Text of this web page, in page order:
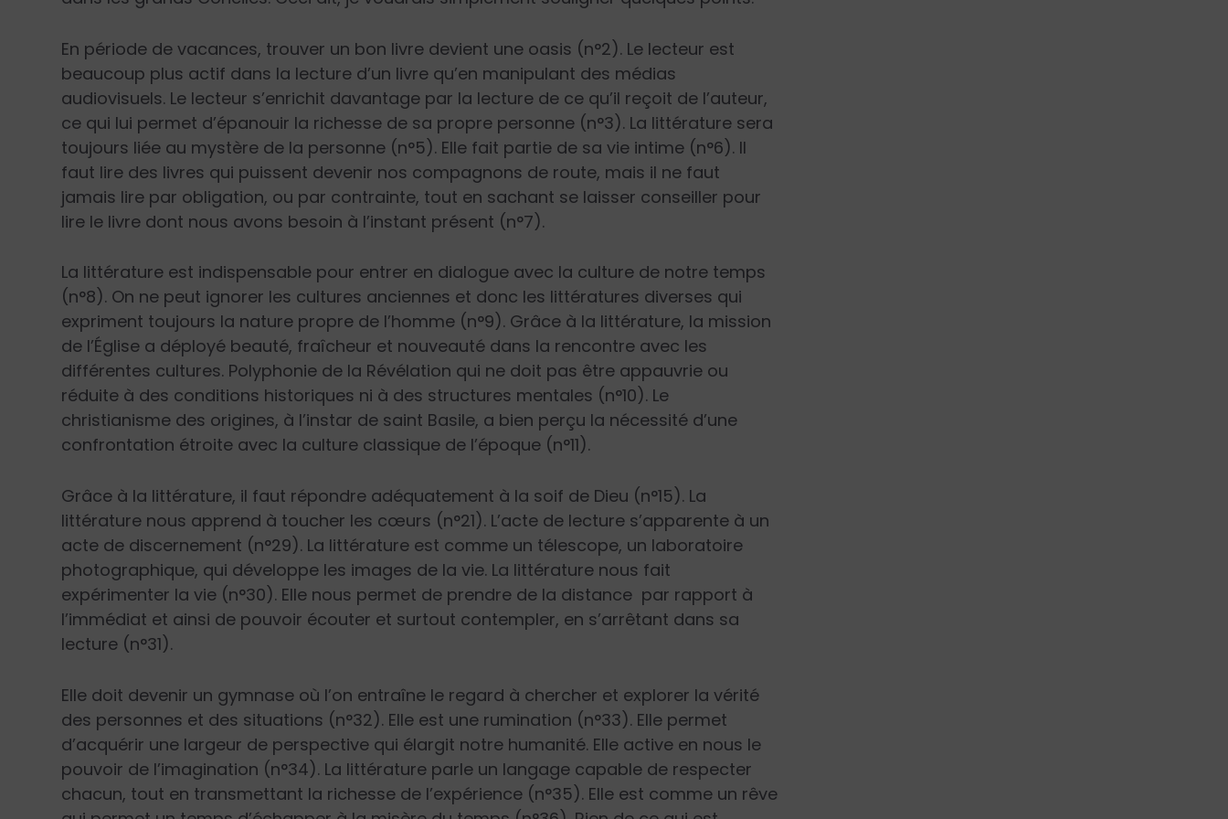
En période de vacances, trouver un bon livre devient une oasis (n°2). Le lecteur est
beaucoup plus actif dans la lecture d’un livre qu’en manipulant des médias
audiovisuels. Le lecteur s’enrichit davantage par la lecture de ce qu’il reçoit de l’auteur,
ce qui lui permet d’épanouir la richesse de sa propre personne (n°3). La littérature sera
toujours liée au mystère de la personne (n°5). Elle fait partie de sa vie intime (n°6). Il
faut lire des livres qui puissent devenir nos compagnons de route, mais il ne faut
jamais lire par obligation, ou par contrainte, tout en sachant se laisser conseiller pour
lire le livre dont nous avons besoin à l’instant présent (n°7).
La littérature est indispensable pour entrer en dialogue avec la culture de notre temps
(n°8). On ne peut ignorer les cultures anciennes et donc les littératures diverses qui
expriment toujours la nature propre de l’homme (n°9). Grâce à la littérature, la mission
de l’Église a déployé beauté, fraîcheur et nouveauté dans la rencontre avec les
différentes cultures. Polyphonie de la Révélation qui ne doit pas être appauvrie ou
réduite à des conditions historiques ni à des structures mentales (n°10). Le
christianisme des origines, à l’instar de saint Basile, a bien perçu la nécessité d’une
confrontation étroite avec la culture classique de l’époque (n°11).
Grâce à la littérature, il faut répondre adéquatement à la soif de Dieu (n°15). La
littérature nous apprend à toucher les cœurs (n°21). L’acte de lecture s’apparente à un
acte de discernement (n°29). La littérature est comme un télescope, un laboratoire
photographique, qui développe les images de la vie. La littérature nous fait
expérimenter la vie (n°30). Elle nous permet de prendre de la distance par rapport à
l’immédiat et ainsi de pouvoir écouter et surtout contempler, en s’arrêtant dans sa
lecture (n°31).
Elle doit devenir un gymnase où l’on entraîne le regard à chercher et explorer la vérité
des personnes et des situations (n°32). Elle est une rumination (n°33). Elle permet
d’acquérir une largeur de perspective qui élargit notre humanité. Elle active en nous le
pouvoir de l’imagination (n°34). La littérature parle un langage capable de respecter
chacun, tout en transmettant la richesse de l’expérience (n°35). Elle est comme un rêve